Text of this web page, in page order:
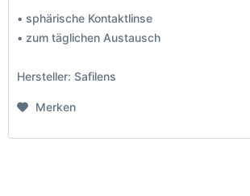
• sphärische Kontaktlinse
• zum täglichen Austausch
Hersteller: Safilens
Merken